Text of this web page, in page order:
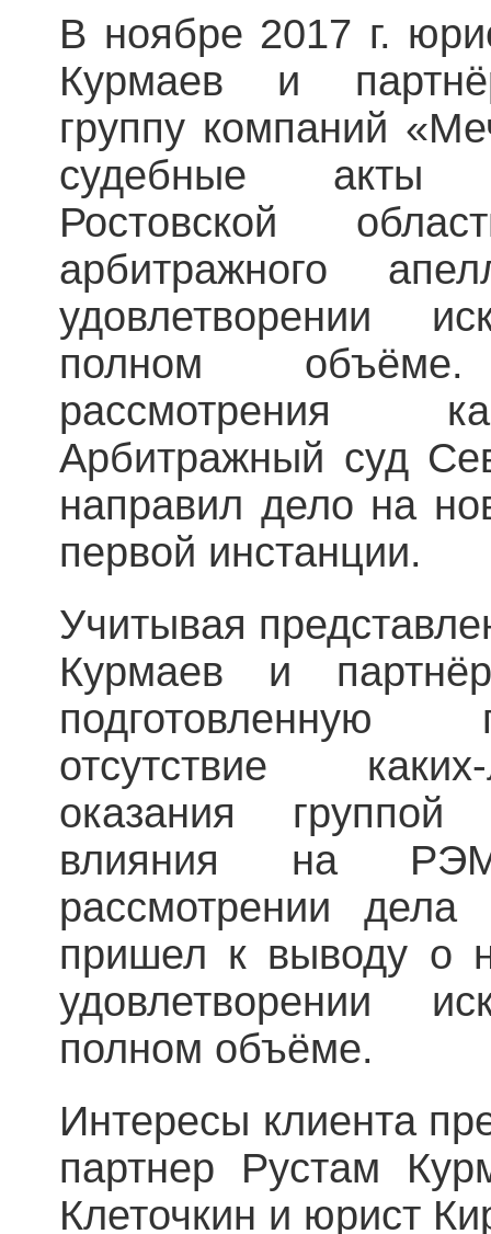
В ноябре 2017 г.
Курмаев и
группу компаний
судебные акты
Ростовской
арбитражного
удовлетворении
полном
рассмотрения
Арбитражный суд
направил дело на
первой инстанции.
Учитывая
Курмаев и
отсутствие
оказания группой
влияния на
рассмотрении дела
пришел к выводу о
удовлетворении
полном объёме.
Интересы клиента
партнер Рустам
Клеточкин и юрист